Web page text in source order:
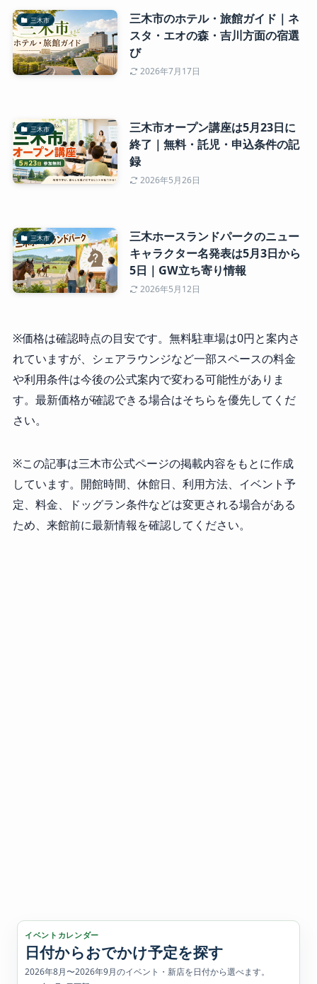
三木市
三木市のホテル・旅館ガイド｜ネ
スタ・エオの森・吉川方面の宿選
び
2026年7月17日
三木市
三木市オープン講座は5月23日に
終了｜無料・託児・申込条件の記
録
2026年5月26日
三木市
三木ホースランドパークのニュー
キャラクター名発表は5月3日から
5日｜GW立ち寄り情報
2026年5月12日
※価格は確認時点の目安です。無料駐車場は0円と案内さ
れていますが、シェアラウンジなど一部スペースの料金
や利用条件は今後の公式案内で変わる可能性がありま
す。最新価格が確認できる場合はそちらを優先してくだ
さい。
※この記事は三木市公式ページの掲載内容をもとに作成
しています。開館時間、休館日、利用方法、イベント予
定、料金、ドッグラン条件などは変更される場合がある
ため、来館前に最新情報を確認してください。
イベントカレンダー
日付からおでかけ予定を探す
2026年8月〜2026年9月のイベント・新店を日付から選べます。